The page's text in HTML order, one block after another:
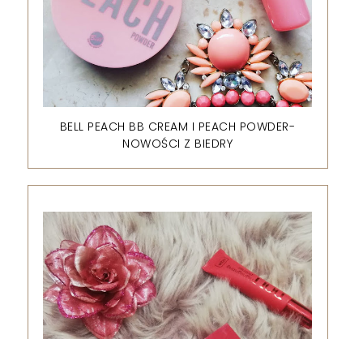
BELL PEACH BB CREAM I PEACH POWDER-
NOWOŚCI Z BIEDRY